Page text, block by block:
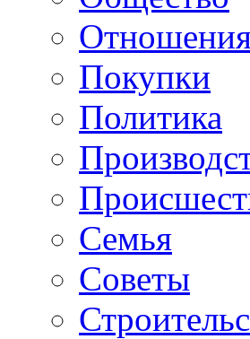
Покупки
Политика
Семья
Советы